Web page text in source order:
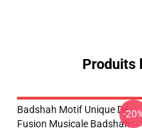
Produits
Badshah Motif Unique De
Fusion Musicale Badshah
-